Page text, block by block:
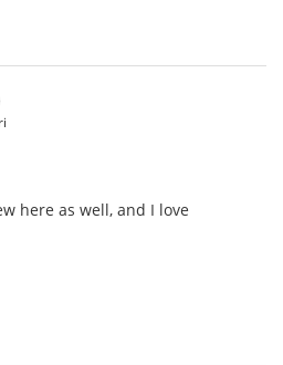
here as well, and I love